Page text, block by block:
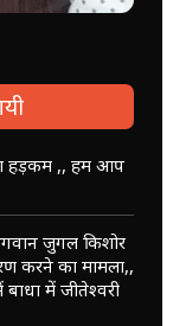
हड़कम ,, हम आप
जुगल किशोर
करने का मामला,,
में जीतेश्वरी